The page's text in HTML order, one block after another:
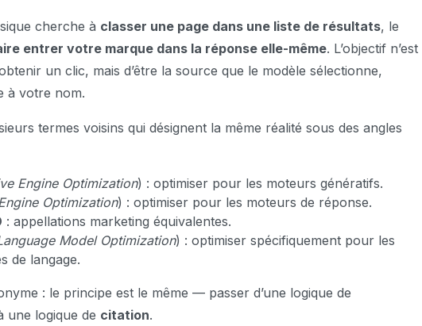
cherche à classer une page dans une liste de résultats, le
entrer votre marque dans la réponse elle-même. L’objectif n’est
un clic, mais d’être la source que le modèle sélectionne,
à votre nom.
termes voisins qui désignent la même réalité sous des angles
Engine Optimization) : optimiser pour les moteurs génératifs.
Optimization) : optimiser pour les moteurs de réponse.
: appellations marketing équivalentes.
Model Optimization) : optimiser spécifiquement pour les
de langage.
: le principe est le même — passer d’une logique de
une logique de citation.